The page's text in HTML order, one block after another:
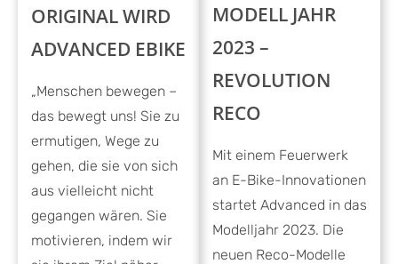
ORIGINAL WIRD
ADVANCED EBIKE
„Menschen bewegen –
das bewegt uns! Sie zu
ermutigen, Wege zu
gehen, die sie von sich
aus vielleicht nicht
gegangen wären. Sie
motivieren, indem wir
MODELL JAHR
2023 –
REVOLUTION
RECO
Mit einem Feuerwerk
an E-Bike-Innovationen
startet Advanced in das
Modelljahr 2023. Die
neuen Reco-Modelle